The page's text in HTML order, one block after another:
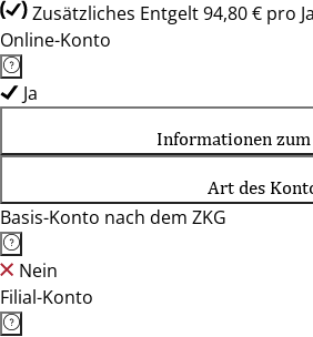
Zusätzliches Entgelt 94,80 € pro
Online-Konto
Ja
Informationen
Art des
Basis-Konto nach dem ZKG
Nein
Filial-Konto